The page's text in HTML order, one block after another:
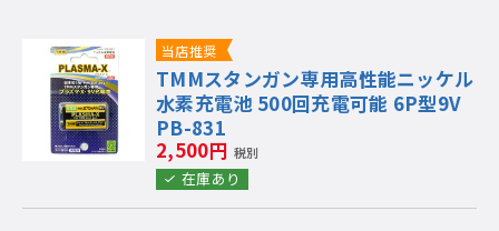
当店推奨
TMMスタンガン専用高性能ニッケル
水素充電池 500回充電可能 6P型9V
PB-831
2,500円 税別
在庫あり